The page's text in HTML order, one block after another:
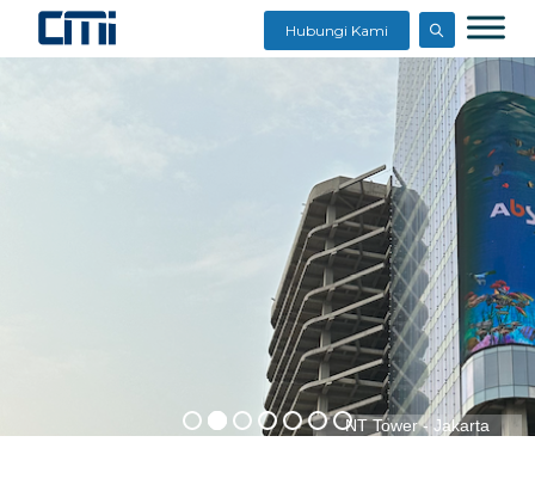
Hubungi Kami
NT Tower - Jakarta